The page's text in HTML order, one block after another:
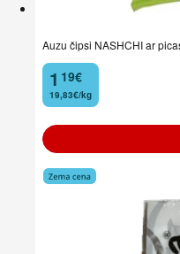
Auzu čipsi NASHCHI ar
1
. 19€
19,83€/kg